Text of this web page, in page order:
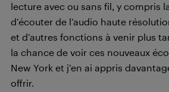
lecture avec ou sans fil, y compris
d’écouter de l’audio haute
et d’autres fonctions à venir plus
la chance de voir ces nouveaux
New York et j’en ai appris
offrir.